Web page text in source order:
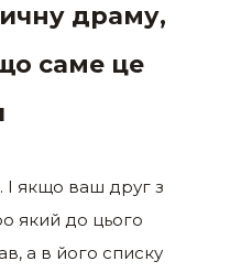
драму,
саме це
І якщо ваш друг з
який до цього
а в його списку